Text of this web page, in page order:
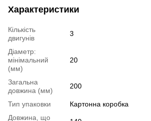
Характеристики
Кількість
двигунів
3
Діаметр:
мінімальний
(мм)
20
Загальна
довжина (мм)
200
Тип упаковки
Картонна коробка
Довжина, що